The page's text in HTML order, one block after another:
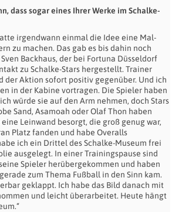
dass sogar eines Ihrer Werke im Schalke-
irgendwann einmal die Idee eine Mal-
zu machen. Das gab es bis dahin noch
Backhaus, der bei Fortuna Düsseldorf
zu Schalke-Stars hergestellt. Trainer
der Aktion sofort positiv gegenüber. Und ich
in der Kabine vortragen. Die Spieler haben
würde sie auf den Arm nehmen, doch Stars
Sand, Asamoah oder Olaf Thon haben
Leinwand besorgt, die groß genug war,
Platz fanden und habe Overalls
ich ein Drittel des Schalke-Museum frei
ausgelegt. In einer Trainingspause sind
Spieler herübergekommen und haben
zum Thema Fußball in den Sinn kam.
geklappt. Ich habe das Bild danach mit
und leicht überarbeitet. Heute hängt